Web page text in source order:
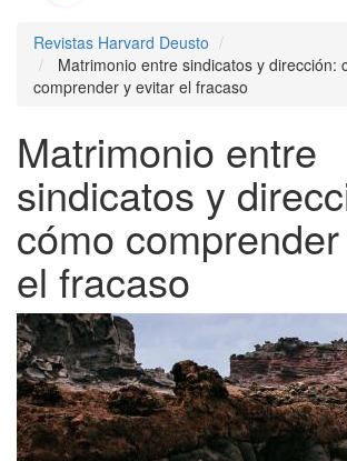
Revistas Harvard Deusto
Matrimonio entre sindicatos y dirección:
comprender y evitar el fracaso
Matrimonio entre
sindicatos y
cómo
el fracaso